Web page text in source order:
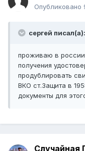
Опубликовано
сергей писал(а):
проживаю в
получения
продублировать
ВКО ст.Защита в
документы для
Случайная